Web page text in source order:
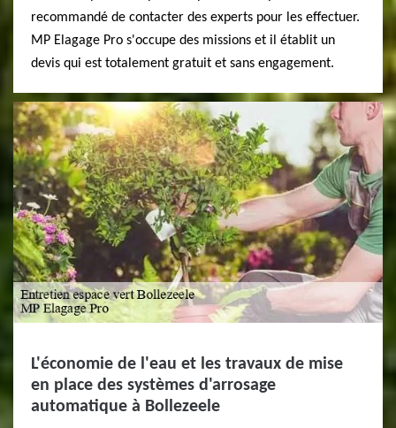
recommandé de contacter des experts pour les effectuer.
MP Elagage Pro s'occupe des missions et il établit un
devis qui est totalement gratuit et sans engagement.
L'économie de l'eau et les travaux de mise
en place des systèmes d'arrosage
automatique à Bollezeele